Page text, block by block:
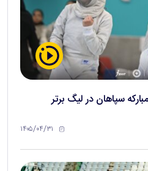
سپاهان در لیگ برتر
۱۴۰۵/۰۴/۳۱